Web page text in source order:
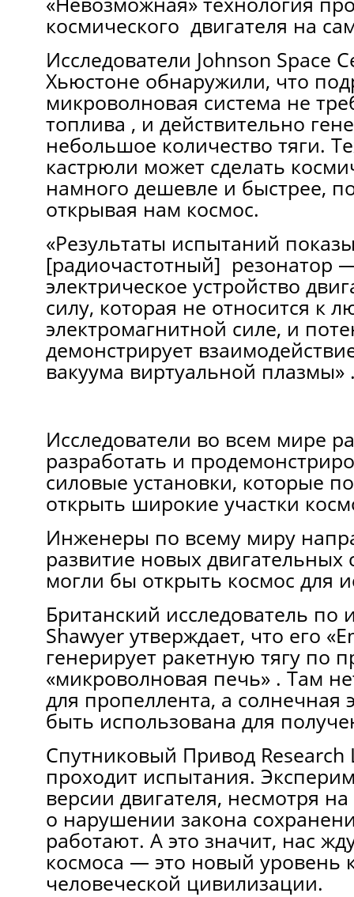
космического двигателя на
Исследователи Johnson Space
Хьюстоне обнаружили, что
микроволновая система не
топлива , и действительно
небольшое количество тяги.
кастрюли может сделать
намного дешевле и быстрее,
открывая нам космос.
«Результаты испытаний
[радиочастотный] резонатор
электрическое устройство
силу, которая не относится к
электромагнитной силе, и
демонстрирует
вакуума виртуальной плазмы»
Исследователи во всем мире
разработать и
силовые установки, которые
открыть широкие участки
Инженеры по всему миру
развитие новых двигательных
могли бы открыть космос для
Британский исследователь
Shawyer утверждает, что его
генерирует ракетную тягу по
«микроволновая печь» . Там
для пропеллента, а солнечная
быть использована для
Спутниковый Привод Research
проходит испытания.
версии двигателя, несмотря
о нарушении закона
работают. А это значит, нас
космоса — это новый уровень
человеческой цивилизации.